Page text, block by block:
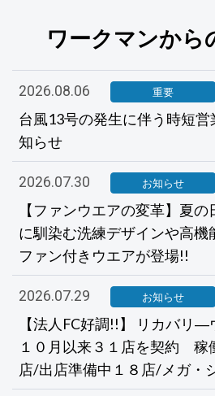
ワークマンから
2026.08.06 重要
台風13号の発生に伴う時短
知らせ
2026.07.30 お知らせ
【ファンウエアの変革】夏
に馴染む洗練デザインや高機
ファン付きウエアが登場!!
2026.07.29 お知らせ
【法人FC好調!!】 リカバリ
１０月以来３１店を契約 稼
店/出店準備中１８店/メガ・